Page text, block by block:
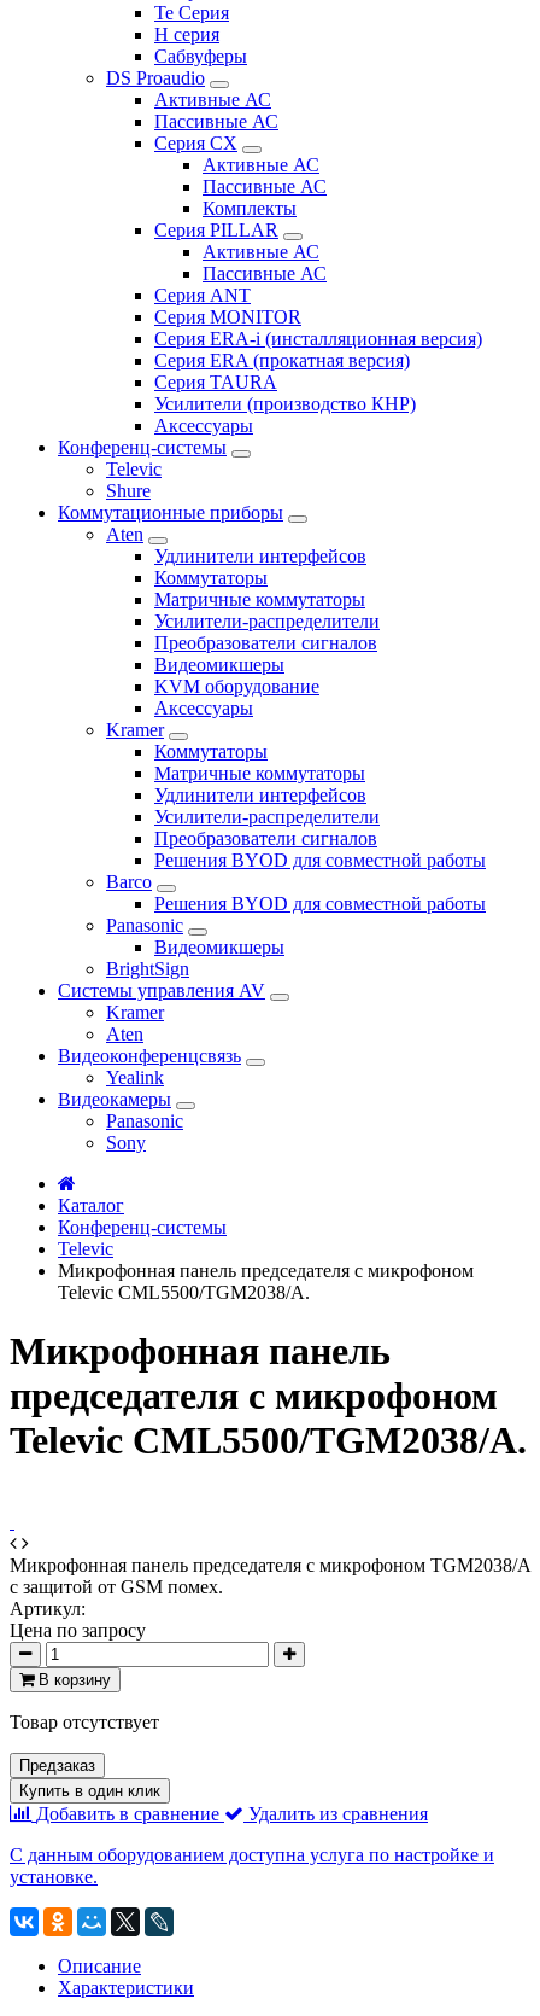
Te Серия
H серия
Сабвуферы
DS Proaudio
Активные АС
Пассивные АС
Серия CX
Активные АС
Пассивные АС
Комплекты
Серия PILLAR
Активные АС
Пассивные АС
Серия ANT
Серия MONITOR
Серия ERA-i (инсталляционная версия)
Серия ERA (прокатная версия)
Серия TAURA
Усилители (производство КНР)
Аксессуары
Конференц-системы
Televic
Shure
Коммутационные приборы
Aten
Удлинители интерфейсов
Коммутаторы
Матричные коммутаторы
Усилители-распределители
Преобразователи сигналов
Видеомикшеры
KVM оборудование
Аксессуары
Kramer
Коммутаторы
Матричные коммутаторы
Удлинители интерфейсов
Усилители-распределители
Преобразователи сигналов
Решения BYOD для совместной работы
Barco
Решения BYOD для совместной работы
Panasonic
Видеомикшеры
BrightSign
Системы управления AV
Kramer
Aten
Видеоконференцсвязь
Yealink
Видеокамеры
Panasonic
Sony
Каталог
Конференц-системы
Televic
Микрофонная панель председателя с микрофоном
Televic CML5500/TGM2038/A.
Микрофонная панель
председателя с микрофоном
Televic CML5500/TGM2038/A.
Микрофонная панель председателя с микрофоном TGM2038/A
с защитой от GSM помех.
Артикул:
Цена по запросу
В корзину
Товар отсутствует
Предзаказ
Купить в один клик
Добавить в сравнение
Удалить из сравнения
С данным оборудованием доступна услуга по настройке и
установке.
Описание
Характеристики